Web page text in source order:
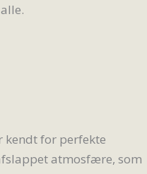
kendt for perfekte
atmosfære, som